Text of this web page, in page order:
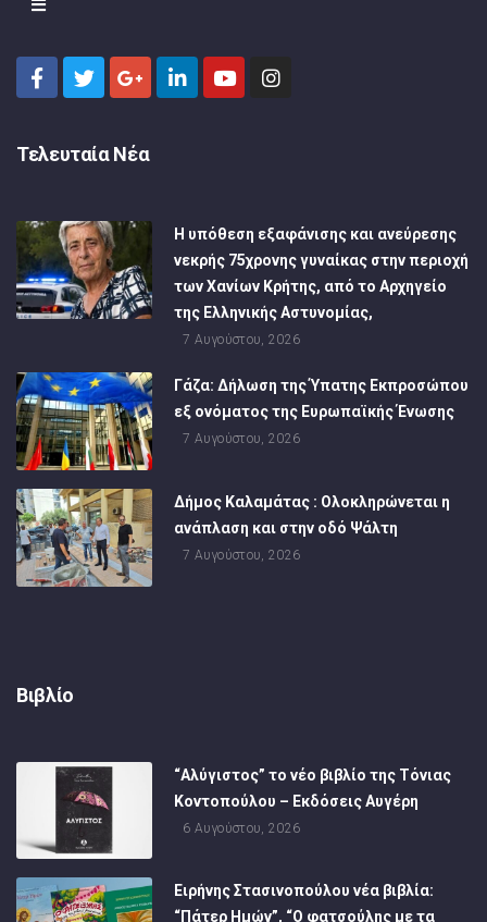
Τελευταία Νέα
Η υπόθεση εξαφάνισης και ανεύρεσης
νεκρής 75χρονης γυναίκας στην περιοχή
των Χανίων Κρήτης, από το Αρχηγείο
της Ελληνικής Αστυνομίας,
7 Αυγούστου, 2026
Γάζα: Δήλωση της Ύπατης Εκπροσώπου
εξ ονόματος της Ευρωπαϊκής Ένωσης
7 Αυγούστου, 2026
Δήμος Καλαμάτας : Ολοκληρώνεται η
ανάπλαση και στην οδό Ψάλτη
7 Αυγούστου, 2026
Βιβλίο
“Αλύγιστος” το νέο βιβλίο της Τόνιας
Κοντοπούλου – Εκδόσεις Αυγέρη
6 Αυγούστου, 2026
Ειρήνης Στασινοπούλου νέα βιβλία:
“Πάτερ Ημών”, “Ο φατσούλης με τα